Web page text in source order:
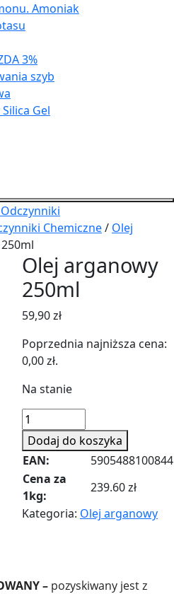
Amoniak
3%
szyb
Gel
Chemiczne/ Olej
Olej arganowy
250ml
59,90zł
Poprzednia najniższa cena:
0,00zł.
Na stanie
ilość
Olej
arganowy
250ml
Dodaj do koszyka
EAN:
5905488100844
Cena za
1kg:
239.60 zł
Kategoria: Olej arganowy
– pozyskiwany jest z